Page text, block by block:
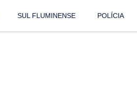
SUL FLUMINENSE POLÍCIA